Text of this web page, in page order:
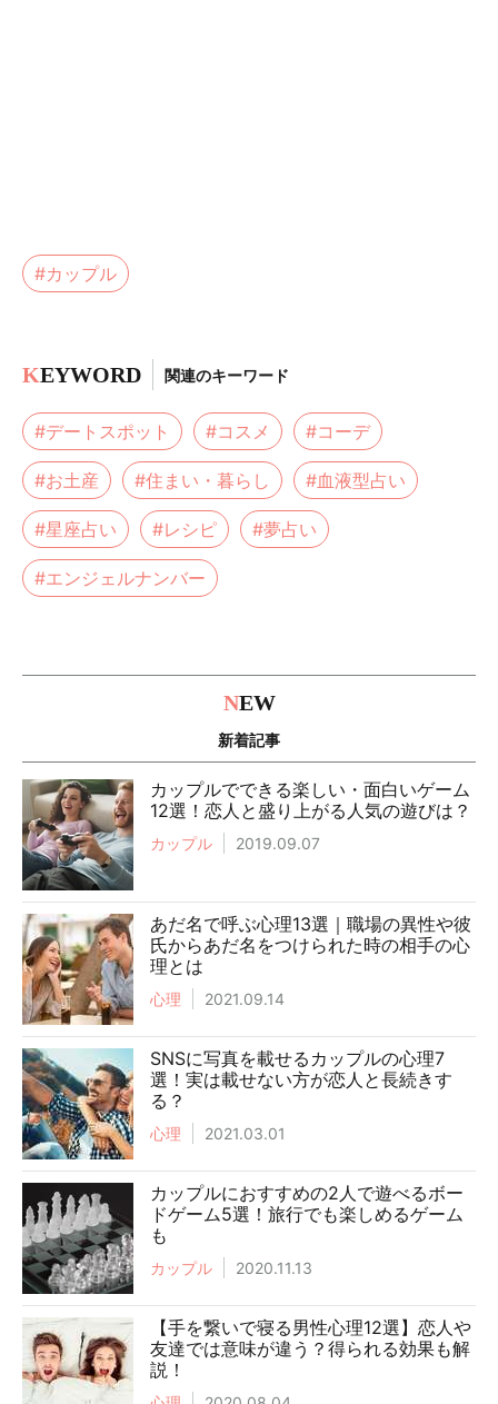
#カップル
KEYWORD 関連のキーワード
#デートスポット #コスメ #コーデ
#お土産 #住まい・暮らし #血液型占い
#星座占い #レシピ #夢占い
#エンジェルナンバー
NEW
新着記事
カップルでできる楽しい・面白いゲーム
12選！恋人と盛り上がる人気の遊びは？
カップル 2019.09.07
あだ名で呼ぶ心理13選｜職場の異性や彼
氏からあだ名をつけられた時の相手の心
理とは
心理 2021.09.14
SNSに写真を載せるカップルの心理7
選！実は載せない方が恋人と長続きす
る？
心理 2021.03.01
カップルにおすすめの2人で遊べるボー
ドゲーム5選！旅行でも楽しめるゲーム
も
カップル 2020.11.13
【手を繋いで寝る男性心理12選】恋人や
友達では意味が違う？得られる効果も解
説！